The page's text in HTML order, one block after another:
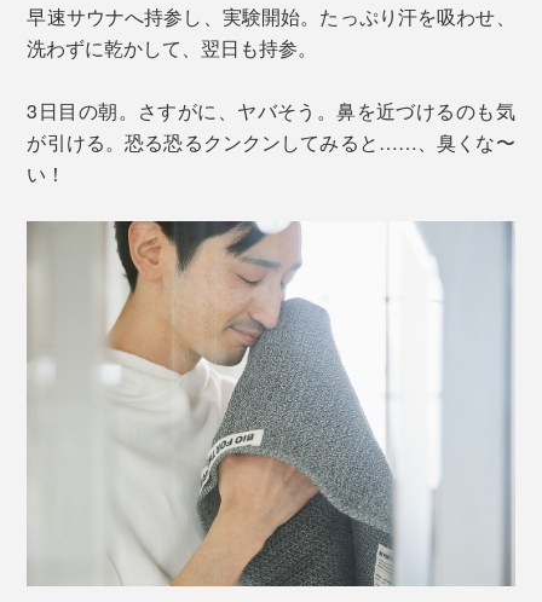
早速サウナへ持参し、実験開始。たっぷり汗を吸わせ、
洗わずに乾かして、翌日も持参。
3日目の朝。さすがに、ヤバそう。鼻を近づけるのも気
が引ける。恐る恐るクンクンしてみると……、臭くな〜
い！